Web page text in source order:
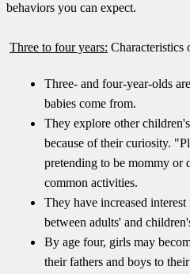
behaviors you can expect.
Three to four years: Characteristics
Three- and four-year-olds
babies come from.
They explore other
because of their curiosity.
pretending to be mommy or
common activities.
They have increased
between adults' and
By age four, girls may
their fathers and boys to